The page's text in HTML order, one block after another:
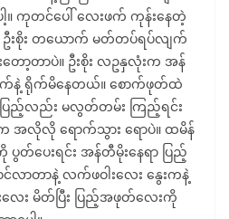
ကုတင်ပေါ် လေးဖက် ကုန်းနေတဲ့
ဦးစိုး တယောက် မတ်တပ်ရပ်လျက်
တော့တာပဲ။ ဦးစိုး လဥနှလုံးက အန်
ရိုက်မိနေတယ်။ စောက်ဖုတ်ထဲ
ြည့်လည်း မလွတ်တမ်း ကြည့်ရင်း
အလိုလို ရောက်သွား ရောပဲ။ ထမိန်
တ်ပေးရင်း အန်တီမိုးနေရာ ပြည့်
ာတာနဲ့ လက်ဖဝါးလေး နွေးကနဲ့
လေး မိတ်ပြီး ပြည့်အဖုတ်လေးကို